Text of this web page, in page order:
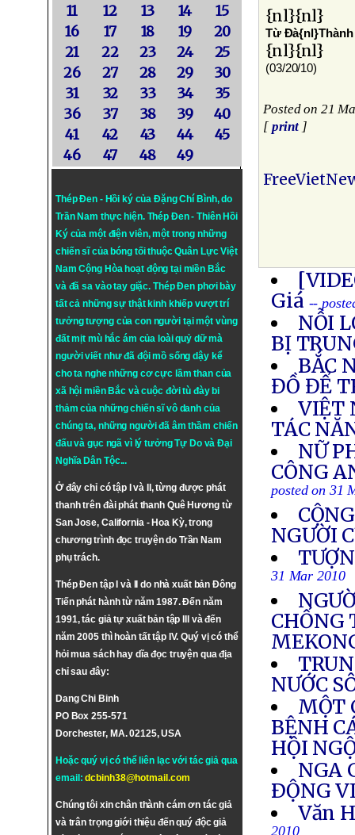
11
12 13 14
15
16
17 18 19
20
21
22 23 24
25
26
27 28 29
30
31
32 33 34
35
36
37 38 39
40
41
42 43 44
45
46
47 48 49
Thép Đen - Hồi ký của Đặng Chí Bình, do
Trần Nam thực hiện. Thép Đen- Thiên Hồi
Ký của một điện viên, một trong những
chiến sĩ của bóng tối thuộc Quân Lực Việt
Nam Cộng Hòa hoạt động tại miền Bắc
và đã sa vào tay giặc. Thép Đen phơi bày
tất cả những sự thật kinh khiếp vượt trí
tưởng tượng của con người tại một vùng
đất mịt mù hắc ám của loài quỷ dữ mà
người viết như đã đội mồ sống dậy kể
cho ta nghe những cơ cực lầm than của
xã hội miền Bắc và cuộc đời tù đày bi
thảm của những chiến sĩ vô danh của
chúng ta, những người đã âm thầm chiến
đấu và gục ngã vì lý tưởngTự DovàĐại
Nghĩa Dân Tộc...
Ở đây chỉ có tập I và II, từng được phát
thanh trên đài phát thanh Quê Hương từ
San Jose, California - Hoa Kỳ, trong
chương trình đọc truyện do Trần Nam
phụ trách.
Thép Đen tập I và II do nhà xuất bản Đông
Tiến phát hành từ năm 1987. Đến năm
1991, tác giả tự xuất bản tập III và đến
năm 2005 thì hoàn tất tập IV. Quý vị có thể
hỏi mua sách hay dĩa đọc truyện qua địa
chỉ sau đây:
Dang Chi Binh
PO Box 255-571
Dorchester, MA. 02125, USA
Hoặc quý vị có thể liên lạc với tác giả qua
email:dcbinh38@hotmail.com
Chúng tôi xin chân thành cám ơn tác giả
và trân trọng giới thiệu đến quý độc giả
{nl}{nl}
Từ Ðà{nl}Thành
{nl}{nl}
(03/20/10)
Posted on 21
[ print ]
Giá --
NỖI
BỊ
BẮC
ĐỒ ĐỂ
VIỆT
TÁC
NỮ
CÔNG
posted on 31
NGƯỜI
31 Mar 2010
CHỐNG
NƯỚC
MỘT
BỆNH
HỘI
NGA
ÐỘNG
Văn